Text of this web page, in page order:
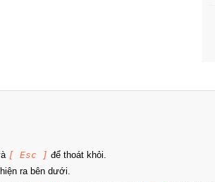
[ Esc ] để thoát khỏi.
ra bên dưới.